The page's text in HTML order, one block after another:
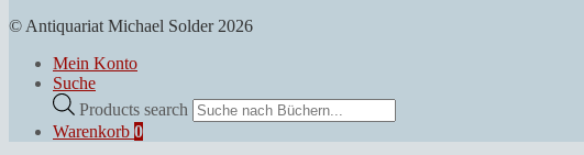
© Antiquariat Michael Solder 2026
Mein Konto
Suche
Products search
Warenkorb 0